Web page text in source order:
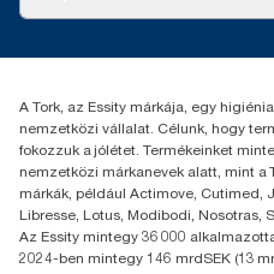
+36 1 392 2176
H-1021 Budapest
Budakeszi út 51.
A Tork, az Essity márkája, egy
nemzetközi vállalat. Célunk, hogy
fokozzuk a jólétet. Termékeinket
nemzetközi márkanevek alatt, mint a
márkák, például Actimove, Cutimed,
Libresse, Lotus, Modibodi, Nosotras,
Az Essity mintegy 36 000
2024-ben mintegy 146 mrdSEK (13